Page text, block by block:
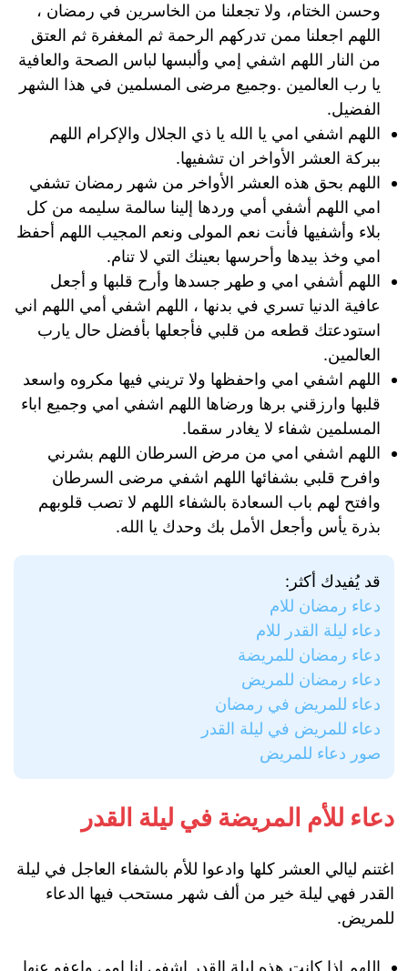
وحسن الختام، ولا تجعلنا من الخاسرين في رمضان ،
اللهم اجعلنا ممن تدركهم الرحمة ثم المغفرة ثم العتق
من النار اللهم اشفي إمي وألبسها لباس الصحة والعافية
يا رب العالمين .وجميع مرضى المسلمين في هذا الشهر
الفضيل.
اللهم اشفي امي يا الله يا ذي الجلال والإكرام اللهم
ببركة العشر الأواخر ان تشفيها.
اللهم بحق هذه العشر الأواخر من شهر رمضان تشفي
امي اللهم أشفي أمي وردها إلينا سالمة سليمه من كل
بلاء وأشفيها فأنت نعم المولى ونعم المجيب اللهم أحفظ
امي وخذ بيدها وأحرسها بعينك التي لا تنام.
اللهم أشفي امي و طهر جسدها وأرح قلبها و أجعل
عافية الدنيا تسري في بدنها ، اللهم اشفي أمي اللهم اني
استودعتك قطعه من قلبي فأجعلها بأفضل حال يارب
العالمين.
اللهم اشفي امي واحفظها ولا تريني فيها مكروه واسعد
قلبها وارزقني برها ورضاها اللهم اشفي امي وجميع اباء
المسلمين شفاء لا يغادر سقما.
اللهم اشفي امي من مرض السرطان اللهم بشرني
وافرح قلبي بشفائها اللهم اشفي مرضى السرطان
وافتح لهم باب السعادة بالشفاء اللهم لا تصب قلوبهم
بذرة يأس وأجعل الأمل بك وحدك يا الله.
قد يُفيدك أكثر:
دعاء رمضان للام
دعاء ليلة القدر للام
دعاء رمضان للمريضة
دعاء رمضان للمريض
دعاء للمريض في رمضان
دعاء للمريض في ليلة القدر
صور دعاء للمريض
دعاء للأم المريضة في ليلة القدر
اغتنم ليالي العشر كلها وادعوا للأم بالشفاء العاجل في ليلة
القدر فهي ليلة خير من ألف شهر مستحب فيها الدعاء
للمريض.
اللهم اذا كانت هذه ليلة القدر اشفي لنا امي واعفو عنها